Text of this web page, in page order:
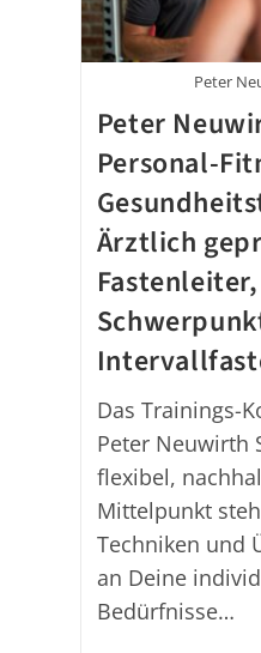
Peter
Peter
Personal-
Ärztlich
Fastenleiter,
Das Trainings-
Peter Neuwirth
flexibel,
Mittelpunkt
Techniken und
an Deine
Bedürfnisse…